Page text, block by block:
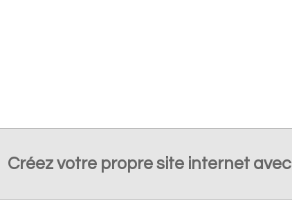
Créez votre propre site internet avec